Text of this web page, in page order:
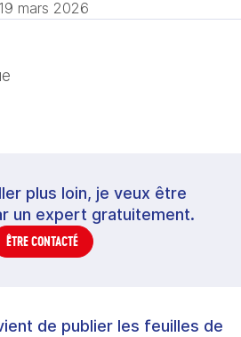
19 mars 2026
plus loin, je veux être
un expert gratuitement.
ÊTRE CONTACTÉ
de publier les feuilles de